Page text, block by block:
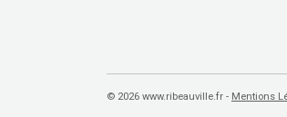
© 2026 www.ribeauville.fr - Mentions